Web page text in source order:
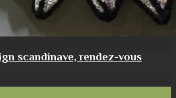
scandinave, rendez-vous